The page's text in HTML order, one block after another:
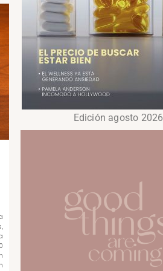
Edición agosto 2026